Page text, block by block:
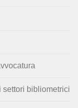
settori bibliometrici